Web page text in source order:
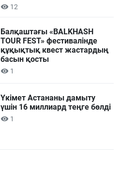
12
Балқаштағы «BALKHASH
TOUR FEST» фестивалінде
құқықтық квест жастардың
басын қосты
1
Үкімет Астананы дамыту
үшін 16 миллиард теңге бөлді
1